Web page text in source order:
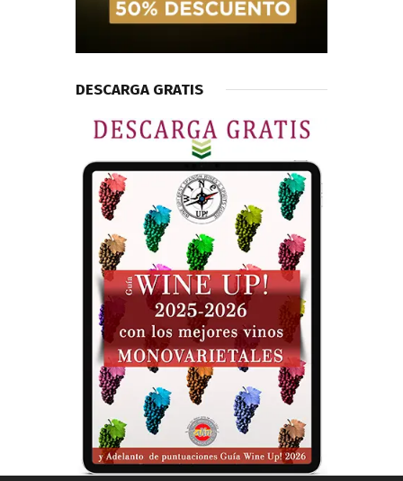
DESCARGA GRATIS